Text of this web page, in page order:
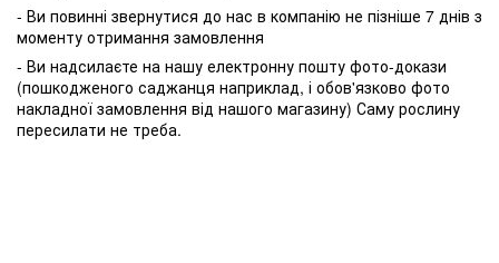
- Ви повинні звернутися до нас в компанію не пізніше 7 днів з
моменту отримання замовлення
- Ви надсилаєте на нашу електронну пошту фото-докази
(пошкодженого саджанця наприклад, і обов'язково фото
накладної замовлення від нашого магазину) Саму рослину
пересилати не треба.